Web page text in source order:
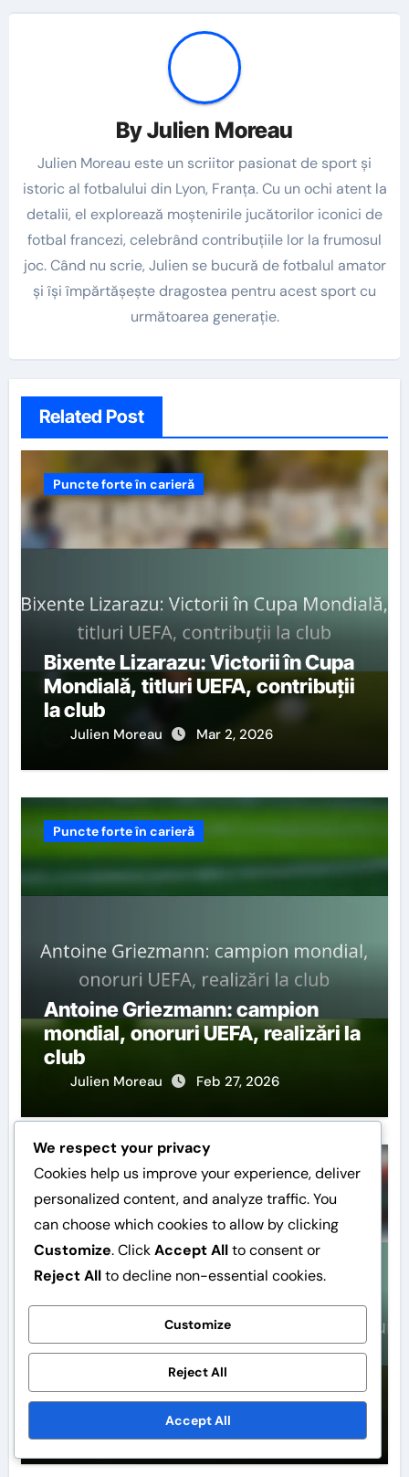
ByJulien Moreau
Julien Moreau este un scriitor pasionat de sport și
istoric al fotbalului din Lyon, Franța. Cu un ochi atent la
detalii, el explorează moștenirile jucătorilor iconici de
fotbal francezi, celebrând contribuțiile lor la frumosul
joc. Când nu scrie, Julien se bucură de fotbalul amator
și își împărtășește dragostea pentru acest sport cu
următoarea generație.
Related Post
Puncte forte în carieră
Bixente Lizarazu: Victorii în Cupa
Mondială, titluri UEFA, contribuții
la club
Julien Moreau Mar 2, 2026
Puncte forte în carieră
Antoine Griezmann: campion
mondial, onoruri UEFA, realizări la
club
Julien Moreau Feb 27, 2026
Puncte forte în carieră
Marcel Desailly: Victorii în Cupa
Mondială, Liga Campionilor UEFA,
Moștenirea clubului
Julien Moreau Feb 26, 2026
We respect your privacy
Cookies help us improve your experience, deliver
personalized content, and analyze traffic. You
can choose which cookies to allow by clicking
Customize. ClickAccept Allto consent or
Reject Allto decline non-essential cookies.
Customize
Reject All
Accept All